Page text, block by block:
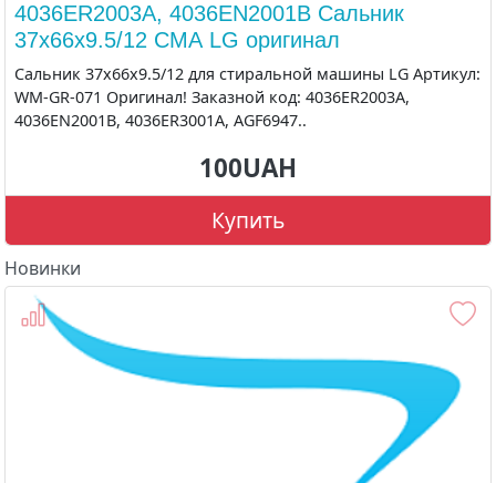
4036ER2003A, 4036EN2001B Сальник
37x66x9.5/12 СМА LG оригинал
Сальник 37x66x9.5/12 для стиральной машины LG Артикул:
WM-GR-071 Оригинал! Заказной код: 4036ER2003A,
4036EN2001B, 4036ER3001A, AGF6947..
100UAH
Купить
Новинки